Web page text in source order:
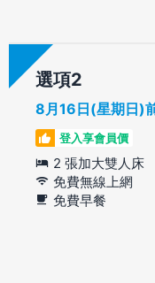
選項
8月16日(星期日)
登入享會員價
2 張加大雙人床
免費無線上網
免費早餐